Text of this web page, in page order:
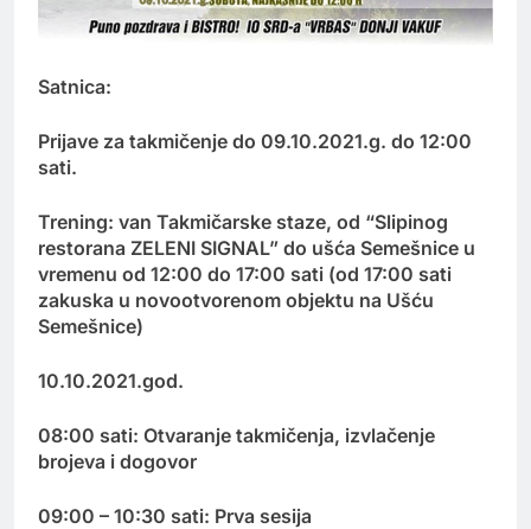
Satnica:
Prijave za takmičenje do 09.10.2021.g. do 12:00
sati.
Trening: van Takmičarske staze, od “Slipinog
restorana ZELENI SIGNAL” do ušća Semešnice u
vremenu od 12:00 do 17:00 sati (od 17:00 sati
zakuska u novootvorenom objektu na Ušću
Semešnice)
10.10.2021.god.
08:00 sati: Otvaranje takmičenja, izvlačenje
brojeva i dogovor
09:00 – 10:30 sati: Prva sesija